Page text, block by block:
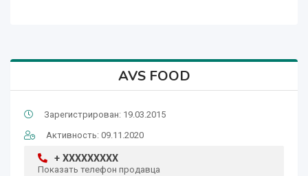
AVS FOOD
Зарегистрирован: 19.03.2015
Активность: 09.11.2020
+ XXXXXXXXX
Показать телефон продавца